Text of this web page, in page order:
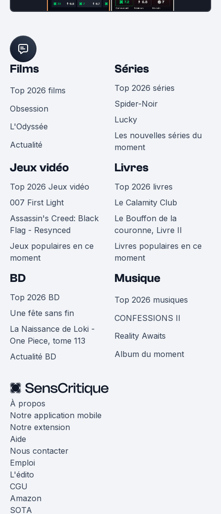
Films
Top 2026 films
Obsession
L'Odyssée
Actualité
Séries
Top 2026 séries
Spider-Noir
Lucky
Les nouvelles séries du
moment
Jeux vidéo
Top 2026 Jeux vidéo
007 First Light
Assassin's Creed: Black
Flag - Resynced
Jeux populaires en ce
moment
Livres
Top 2026 livres
Le Calamity Club
Le Bouffon de la
couronne, Livre II
Livres populaires en ce
moment
BD
Top 2026 BD
Une fête sans fin
La Naissance de Loki -
One Piece, tome 113
Actualité BD
Musique
Top 2026 musiques
CONFESSIONS II
Reality Awaits
Album du moment
À propos
Notre application mobile
Notre extension
Aide
Nous contacter
Emploi
L'édito
CGU
Amazon
SOTA